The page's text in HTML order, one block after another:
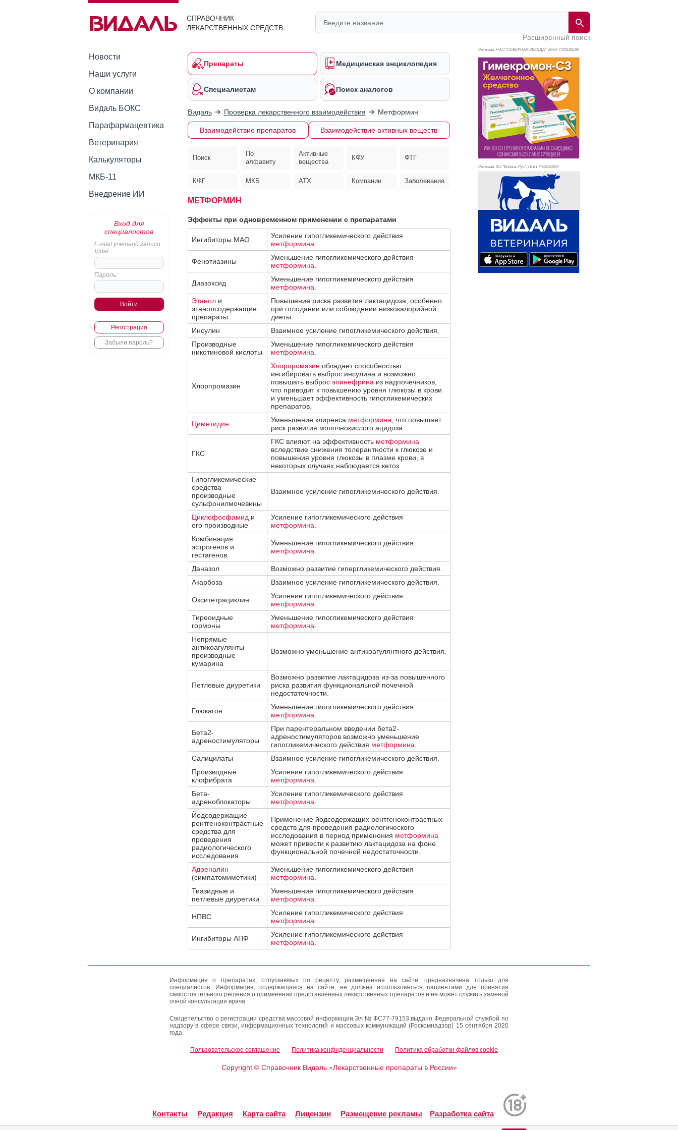
СПРАВОЧНИК
ЛЕКАРСТВЕННЫХ СРЕДСТВ
Расширенный поиск
Новости
Наши услуги
О компании
Видаль БОКС
Парафармацевтика
Ветеринария
Калькуляторы
МКБ-11
Внедрение ИИ
Вход для
специалистов
E-mail учетной записи
Vidal:
Пароль:
Регистрация
Забыли пароль?
Препараты Медицинская энциклопедия
Специалистам Поиск аналогов
Видаль Проверка лекарственного взаимодействия Метформин
Взаимодействие препаратов Взаимодействие активных веществ
Поиск
По
алфавиту
Активные
вещества
КФУ ФТГ
КФГ МКБ АТХ Компании Заболевания
МЕТФОРМИН
Эффекты при одновременном применении с препаратами
Ингибиторы МАО
Усиление гипогликемического действия
метформина
Фенотиазины
Уменьшение гипогликемического действия
метформина
Диазоксид
Уменьшение гипогликемического действия
метформина
Этаноли
этанолсодержащие
препараты
Повышение риска развития лактацидоза, особенно
при голодании или соблюдении низкокалорийной
диеты.
Инсулин
Взаимное усиление гипогликемического действия.
Производные
никотиновой кислоты
Уменьшение гипогликемического действия
метформина
Хлорпромазин
Хлорпромазин обладает способностью
ингибировать выброс инсулина и возможно
повышать выброс эпинефрина из надпочечников,
что приводит к повышению уровня глюкозы в крови
и уменьшает эффективность гипогликемических
препаратов.
Циметидин Уменьшение клиренса метформина , что повышает
риск развития молочнокислого ацидоза.
ГКС
ГКС влияют на эффективность метформина
вследствие снижения толерантности к глюкозе и
повышения уровня глюкозы в плазме крови, в
некоторых случаях наблюдается кетоз.
Гипогликемические
средства
производные
сульфонилмочевины
Взаимное усиление гипогликемического действия.
Циклофосфамид и
его производные
Усиление гипогликемического действия
метформина
Комбинация
эстрогенов и
гестагенов
Уменьшение гипогликемического действия
метформина
Даназол
Возможно развитие гипергликемического действия.
Акарбоза
Взаимное усиление гипогликемического действия.
Окситетрациклин
Усиление гипогликемического действия
метформина
Тиреоидные
гормоны
Уменьшение гипогликемического действия
метформина
Непрямые
антикоагулянты
производные
кумарина
Возможно уменьшение антикоагулянтного действия.
Петлевые диуретики
Возможно развитие лактацидоза из-за повышенного
риска развития функциональной почечной
недостаточности.
Глюкагон
Уменьшение гипогликемического действия
метформина
Бета2-
адреностимуляторы
При парентеральном введении бета2-
адреностимуляторов возможно уменьшение
гипогликемического действия метформина
Салицилаты
Взаимное усиление гипогликемического действия.
Производные
клофибрата
Усиление гипогликемического действия
метформина
Бета-
адреноблокаторы
Усиление гипогликемического действия
метформина
Йодсодержащие
рентгеноконтрастные
средства для
проведения
радиологического
исследования
Применение йодсодержащих рентгеноконтрастных
средств для проведения радиологического
исследования в период применения метформина
может привести к развитию лактацидоза на фоне
функциональной почечной недостаточности.
Адреналин
(симпатомиметики)
Уменьшение гипогликемического действия
метформина
Тиазидные и
петлевые диуретики
Уменьшение гипогликемического действия
метформина
НПВС
Усиление гипогликемического действия
метформина
Ингибиторы АПФ
Усиление гипогликемического действия
метформина
Реклама. НАО "СЕВЕРНАЯ ЗВЕЗДА", ИНН 7720185196
Реклама. АО "Видаль Рус", ИНН 7728043605
Информация о препаратах, отпускаемых по рецепту, размещенная на сайте, предназначена только для
специалистов. Информация, содержащаяся на сайте, не должна использоваться пациентами для принятия
самостоятельного решения о применении представленных лекарственных препаратов и не может служить заменой
очной консультации врача.
Свидетельство о регистрации средства массовой информации Эл № ФС77-79153 выдано Федеральной службой по
надзору в сфере связи, информационных технологий и массовых коммуникаций (Роскомнадзор) 15 сентября 2020
года.
Пользовательское соглашение Политика конфиденциальности Политика обработки файлов cookie
Copyright ©Справочник Видаль «Лекарственные препараты в России»
Контакты Редакция Карта сайта Лицензии Размещение рекламы Разработка сайта